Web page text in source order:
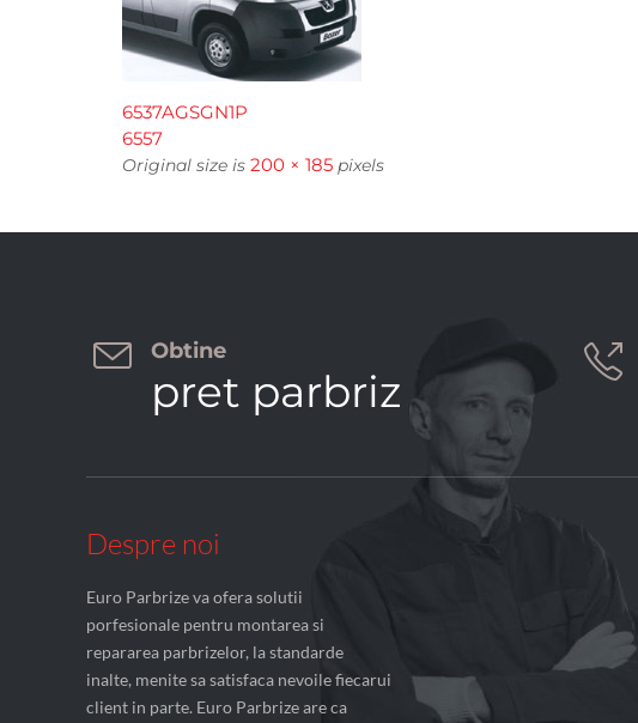
6537AGSGN1P
6557
Original size is 200 × 185 pixels
 Obtine
pret parbriz

Despre noi
Euro Parbrize va ofera solutii
porfesionale pentru montarea si
repararea parbrizelor, la standarde
inalte, menite sa satisfaca nevoile fiecarui
client in parte. Euro Parbrize are ca